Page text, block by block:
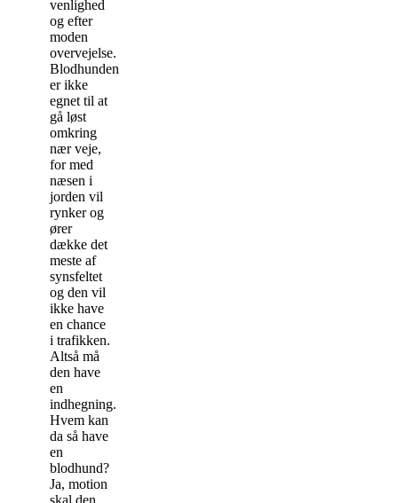
venlighed
og efter
moden
overvejelse.
Blodhunden
er ikke
egnet til at
gå løst
omkring
nær veje,
for med
næsen i
jorden vil
rynker og
ører
dække det
meste af
synsfeltet
og den vil
ikke have
en chance
i trafikken.
Altså må
den have
en
indhegning.
Hvem kan
da så have
en
blodhund?
Ja, motion
skal den